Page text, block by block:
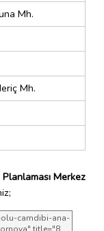
Mh.
Mh.
Merkez